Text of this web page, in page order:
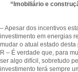
“Imobiliário e
– Apesar dos incentivos
investimento em energias
mudar o atual estado desta
R – É verdade que, para
ser algo difícil, sobretudo
investimento terá sempre